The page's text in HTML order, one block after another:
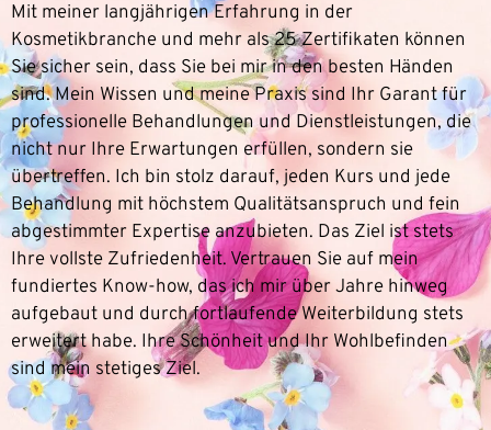
Mit meiner langjährigen Erfahrung in der
Kosmetikbranche und mehr als 25 Zertifikaten können
Sie sicher sein, dass Sie bei mir in den besten Händen
sind. Mein Wissen und meine Praxis sind Ihr Garant für
professionelle Behandlungen und Dienstleistungen, die
nicht nur Ihre Erwartungen erfüllen, sondern sie
übertreffen. Ich bin stolz darauf, jeden Kurs und jede
Behandlung mit höchstem Qualitätsanspruch und fein
abgestimmter Expertise anzubieten. Das Ziel ist stets
Ihre vollste Zufriedenheit. Vertrauen Sie auf mein
fundiertes Know-how, das ich mir über Jahre hinweg
aufgebaut und durch fortlaufende Weiterbildung stets
erweitert habe. Ihre Schönheit und Ihr Wohlbefinden
sind mein stetiges Ziel.